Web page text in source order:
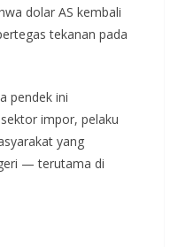
dolar AS kembali
tekanan pada
pendek ini
impor, pelaku
yang
— terutama di